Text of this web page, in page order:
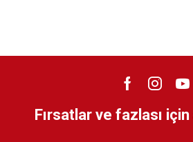
Fırsatlar ve fazlası